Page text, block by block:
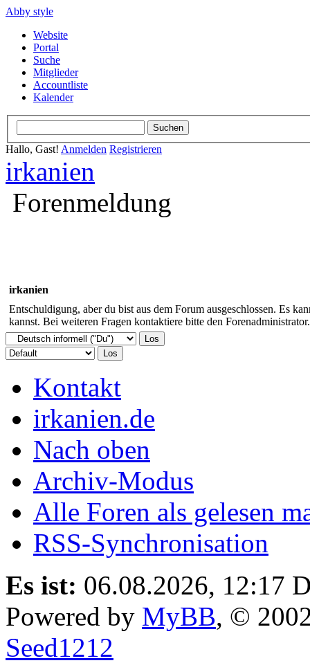
Abby style
Website
Portal
Suche
Mitglieder
Accountliste
Kalender
Hallo, Gast! Anmelden Registrieren
irkanien
Forenmeldung
irkanien
Entschuldigung, aber du bist aus dem Forum ausgeschlossen. Es
kannst. Bei weiteren Fragen kontaktiere bitte den Forenadministrator.
Kontakt
irkanien.de
Nach oben
Archiv-Modus
Alle Foren als gelesen
RSS-Synchronisation
Es ist: 06.08.2026, 12:17
Powered by MyBB, ©
Seed1212